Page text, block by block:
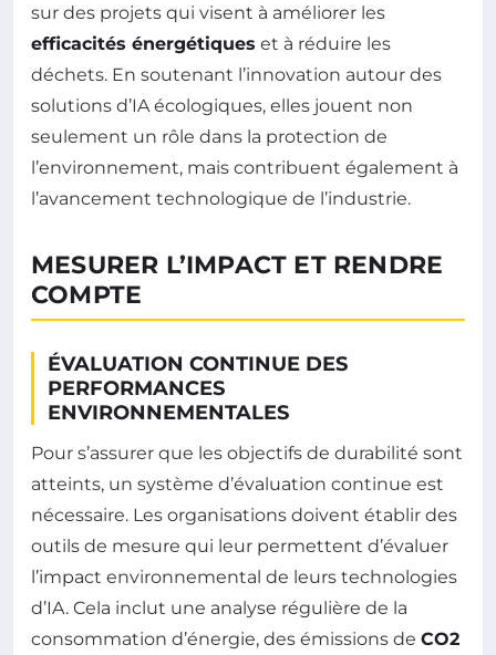
sur des projets qui visent à améliorer les
efficacités énergétiques et à réduire les
déchets. En soutenant l’innovation autour des
solutions d’IA écologiques, elles jouent non
seulement un rôle dans la protection de
l’environnement, mais contribuent également à
l’avancement technologique de l’industrie.
MESURER L’IMPACT ET RENDRE
COMPTE
ÉVALUATION CONTINUE DES
PERFORMANCES
ENVIRONNEMENTALES
Pour s’assurer que les objectifs de durabilité sont
atteints, un système d’évaluation continue est
nécessaire. Les organisations doivent établir des
outils de mesure qui leur permettent d’évaluer
l’impact environnemental de leurs technologies
d’IA. Cela inclut une analyse régulière de la
consommation d’énergie, des émissions de CO2